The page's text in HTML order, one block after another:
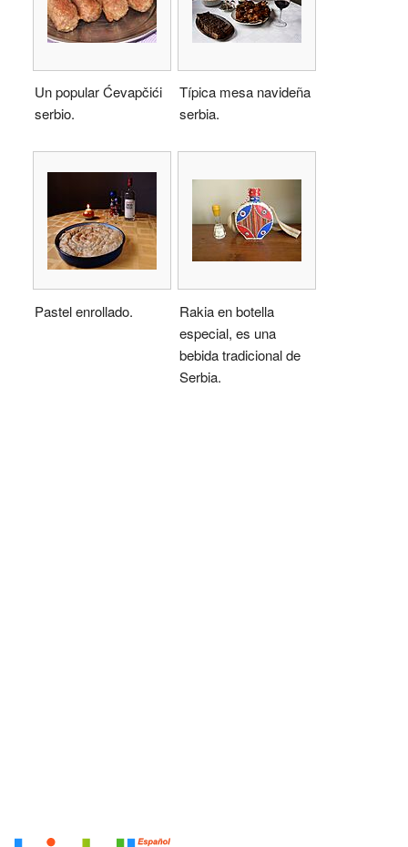
Un popular Ćevapčići
serbio.
Típica mesa navideña
serbia.
Pastel enrollado.
Rakia en botella
especial, es una
bebida tradicional de
Serbia.